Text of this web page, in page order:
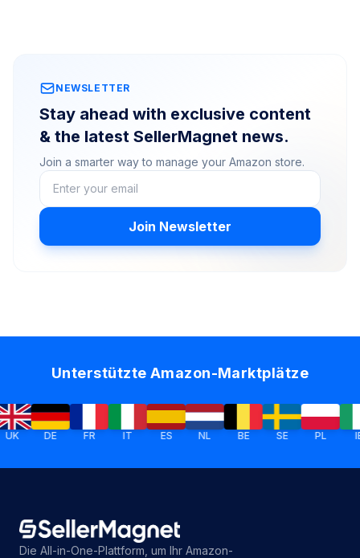
NEWSLETTER
Stay ahead with exclusive content
& the latest SellerMagnet news.
Join a smarter way to manage your Amazon store.
Join Newsletter
Unterstützte Amazon-Marktplätze
DE FR IT ES NL BE SE PL IE
Die All-in-One-Plattform, um Ihr Amazon-